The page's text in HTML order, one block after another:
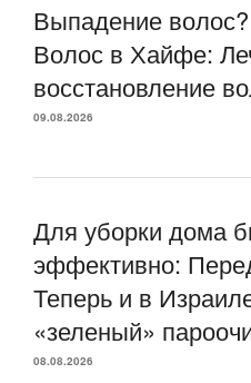
Выпадение
Волос в Хайфе:
восстановление
09.08.2026
Для уборки дома
эффективно:
Теперь и в
«зеленый»
08.08.2026